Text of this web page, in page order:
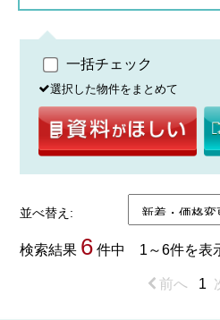
一括チェック
選択した物件をまとめて
並べ替え:
検索結果 6 件中 1～6件を表
前へ 1